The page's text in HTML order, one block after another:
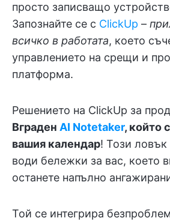
просто записващо
Запознайте се с ClickUp –
всичко в работата, което
управлението на срещи и
платформа.
Решението на ClickUp за
Вграден AI Notetaker, който
вашия календар! Този
води бележки за вас, което
останете напълно
Той се интегрира